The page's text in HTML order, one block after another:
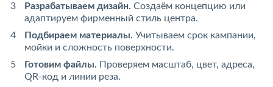
Разрабатываем дизайн. Создаём концепцию или
адаптируем фирменный стиль центра.
Подбираем материалы. Учитываем срок кампании,
мойки и сложность поверхности.
Готовим файлы. Проверяем масштаб, цвет, адреса,
QR-код и линии реза.